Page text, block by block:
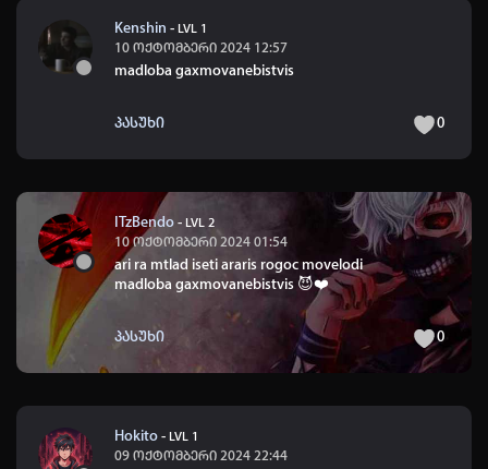
Kenshin - LVL 1
10 ოქტომბერი 2024 12:57
madloba gaxmovanebistvis
პასუხი 0
ITzBendo - LVL 2
10 ოქტომბერი 2024 01:54
ari ra mtlad iseti araris rogoc movelodi
madloba gaxmovanebistvis 😈❤️
პასუხი 0
Hokito - LVL 1
09 ოქტომბერი 2024 22:44